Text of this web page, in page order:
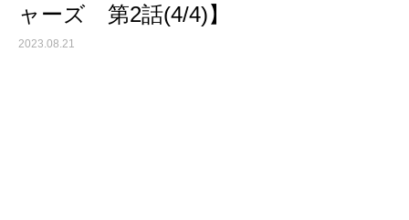
ャーズ 第2話(4/4)】
2023.08.21